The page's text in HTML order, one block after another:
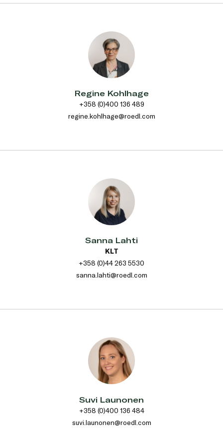
Regine Kohlhage
+358 (0)400 136 489
regine.kohlhage@roedl.com
Sanna Lahti
KLT
+358 (0)44 263 5530
sanna.lahti@roedl.com
Suvi Launonen
+358 (0)400 136 484
suvi.launonen@roedl.com